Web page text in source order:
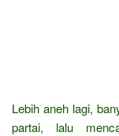
Lebih aneh lagi,
partai, lalu